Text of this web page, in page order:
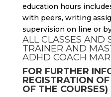
education hours
with peers, writing
supervision on line or
ALL CLASSES AND
TRAINER AND
ADHD COACH
FOR FURTHER
REGISTRATION OF
OF THE COURSES)